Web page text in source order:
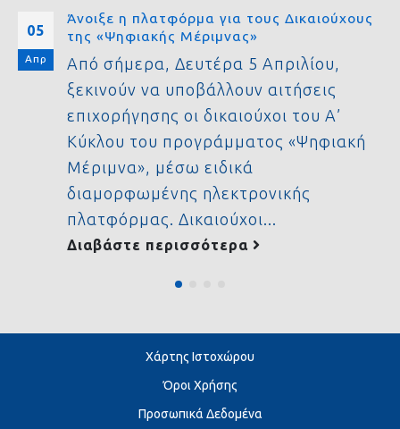
05
Απρ
Άνοιξε η πλατφόρμα για τους Δικαιούχους
της «Ψηφιακής Μέριμνας»
Από σήμερα, Δευτέρα 5 Απριλίου,
ξεκινούν να υποβάλλουν αιτήσεις
επιχορήγησης οι δικαιούχοι του Α’
Κύκλου του προγράμματος «Ψηφιακή
Μέριμνα», μέσω ειδικά
διαμορφωμένης ηλεκτρονικής
πλατφόρμας. Δικαιούχοι...
Διαβάστε περισσότερα
Χάρτης Ιστοχώρου
Όροι Χρήσης
Προσωπικά Δεδομένα